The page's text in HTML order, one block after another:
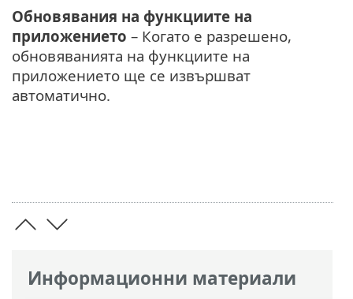
Информационни материали
Обновявания на функциите на
приложението – Когато е разрешено,
обновяванията на функциите на
приложението ще се извършват
автоматично.